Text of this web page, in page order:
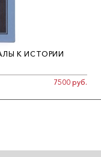
К ИСТОРИИ
7500 руб.